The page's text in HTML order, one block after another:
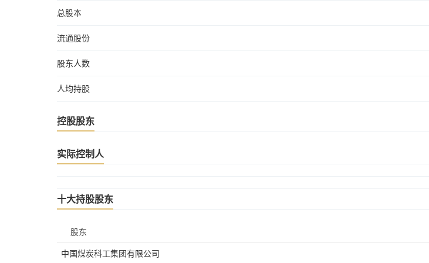
总股本
流通股份
股东人数
人均持股
控股股东
实际控制人
十大持股股东
股东
中国煤炭科工集团有限公司